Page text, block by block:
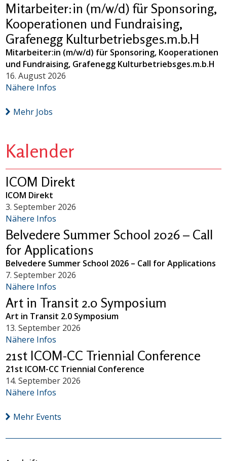
Mitarbeiter:in (m/w/d) für Sponsoring,
Kooperationen und Fundraising,
Grafenegg Kulturbetriebsges.m.b.H
Mitarbeiter:in (m/w/d) für Sponsoring, Kooperationen
und Fundraising, Grafenegg Kulturbetriebsges.m.b.H
16. August 2026
Nähere Infos
Mehr Jobs
Kalender
ICOM Direkt
ICOM Direkt
3. September 2026
Nähere Infos
Belvedere Summer School 2026 – Call
for Applications
Belvedere Summer School 2026 – Call for Applications
7. September 2026
Nähere Infos
Art in Transit 2.0 Symposium
Art in Transit 2.0 Symposium
13. September 2026
Nähere Infos
21st ICOM-CC Triennial Conference
21st ICOM-CC Triennial Conference
14. September 2026
Nähere Infos
Mehr Events